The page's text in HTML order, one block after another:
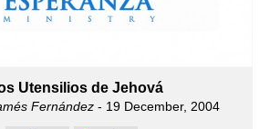
Utensilios de Jehová
Fernández- 19 December, 2004